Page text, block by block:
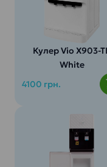
электроэнергии:
Кулер Vio X903-
White
4100 грн.